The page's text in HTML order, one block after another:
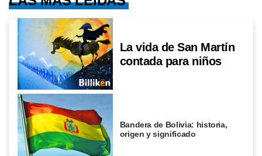
La vida de San Martín
contada para niños
Bandera de Bolivia: historia,
origen y significado